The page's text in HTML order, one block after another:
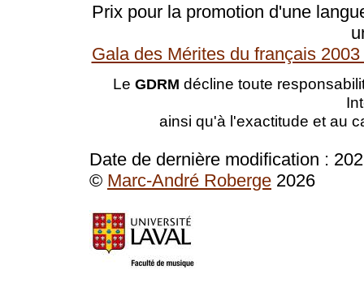
Prix pour la promotion d'une
Gala des Mérites du français
Le GDRM décline toute
ainsi qu'à l'exactitude et au
Date de dernière modification :
© Marc-André Roberge 2026